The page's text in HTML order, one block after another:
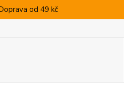
od 49 kč